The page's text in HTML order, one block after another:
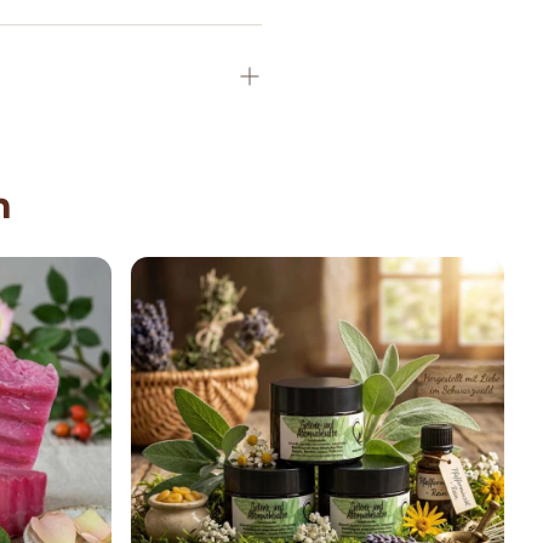
regeneriert und schützt die Haut. Die Mango-
schon Kleopatra hat sich mit Mandelöl
mit Duft:
Mango-Butter, Sheabutter, Mandelöl, reine
zur Beduftung: Orangen- und Patschuliöl,
ohne Duft: